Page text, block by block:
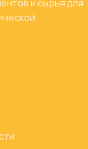
и сырья для